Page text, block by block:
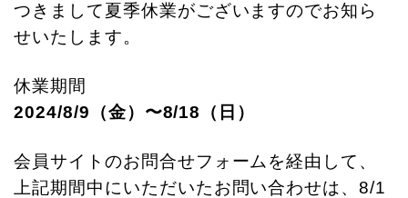
つきまして夏季休業がございますのでお知ら
せいたします。
休業期間
2024/8/9（金）〜8/18（日）
会員サイトのお問合せフォームを経由して、
上記期間中にいただいたお問い合わせは、8/1